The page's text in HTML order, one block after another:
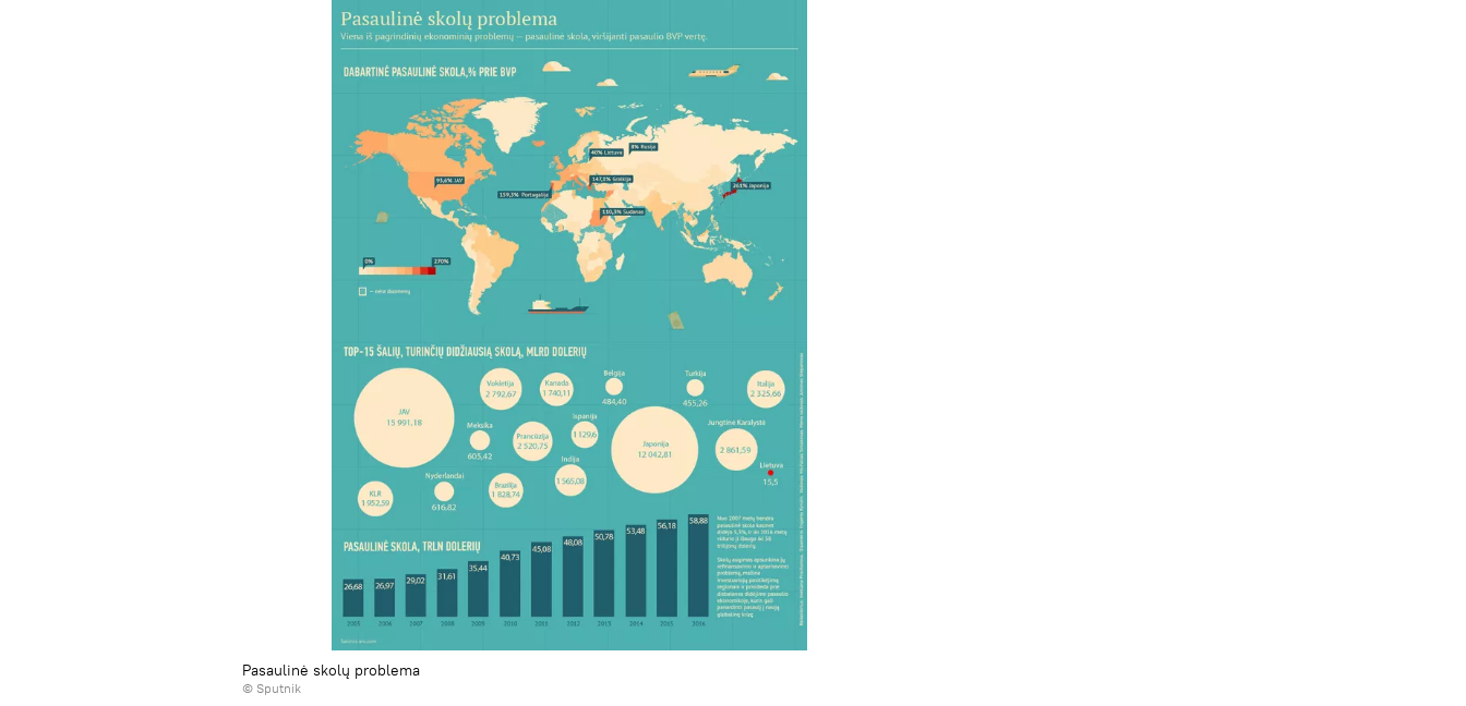
Pasaulinė skolų problema
© Sputnik